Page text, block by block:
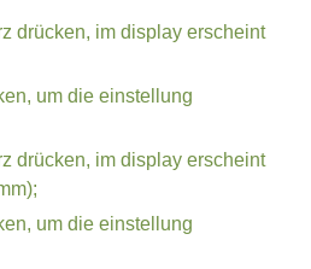
drücken, im display erscheint
um die einstellung
drücken, im display erscheint
um die einstellung